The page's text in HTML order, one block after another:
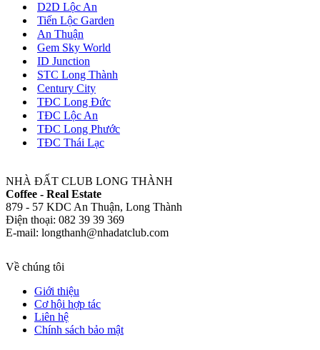
D2D Lộc An
Tiến Lộc Garden
An Thuận
Gem Sky World
ID Junction
STC Long Thành
Century City
TĐC Long Đức
TĐC Lộc An
TĐC Long Phước
TĐC Thái Lạc
NHÀ ĐẤT CLUB LONG THÀNH
Coffee - Real Estate
879 - 57 KDC An Thuận, Long Thành
Điện thoại: 082 39 39 369
E-mail: longthanh@nhadatclub.com
Về chúng tôi
Giới thiệu
Cơ hội hợp tác
Liên hệ
Chính sách bảo mật